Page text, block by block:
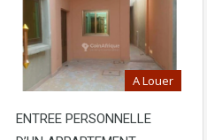
A Louer
ENTREE PERSONNELLE